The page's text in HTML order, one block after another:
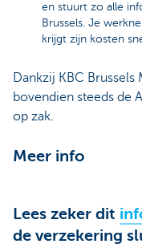
en stuurt zo alle
Brussels. Je
krijgt zijn kosten
Dankzij KBC
bovendien steeds de
op zak.
Meer info
Lees zeker dit
de verzekering